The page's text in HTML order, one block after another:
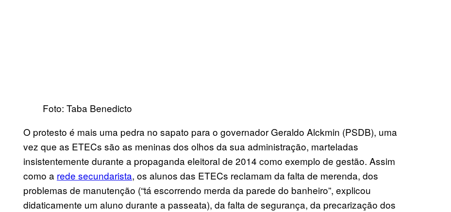
Foto: Taba Benedicto
O protesto é mais uma pedra no sapato para o governador Geraldo Alckmin (PSDB), uma
vez que as ETECs são as meninas dos olhos da sua administração, marteladas
insistentemente durante a propaganda eleitoral de 2014 como exemplo de gestão. Assim
como a rede secundarista, os alunos das ETECs reclamam da falta de merenda, dos
problemas de manutenção (“tá escorrendo merda da parede do banheiro”, explicou
didaticamente um aluno durante a passeata), da falta de segurança, da precarização dos